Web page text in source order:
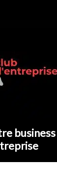
business